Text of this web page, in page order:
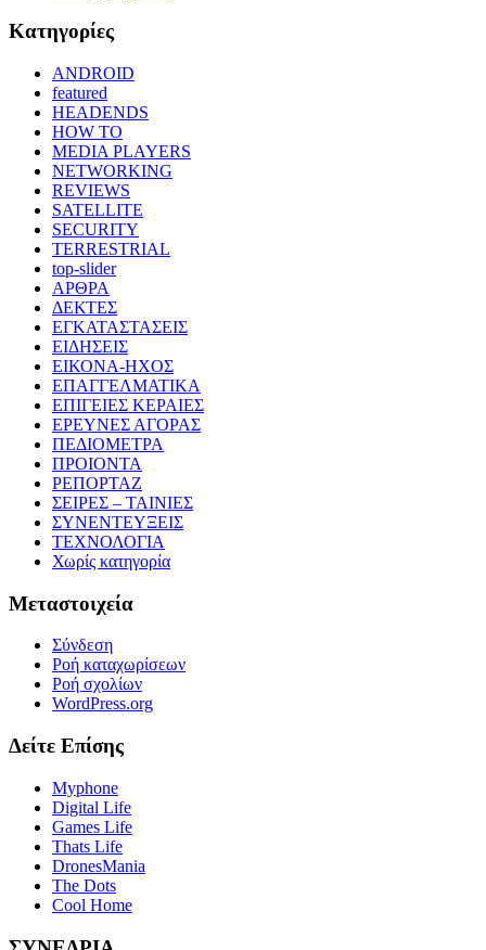
Kατηγορίες
ANDROID
featured
HEADENDS
HOW TO
MEDIA PLAYERS
NETWORKING
REVIEWS
SATELLITE
SECURITY
TERRESTRIAL
top-slider
ΑΡΘΡΑ
ΔΕΚΤΕΣ
ΕΓΚΑΤΑΣΤΑΣΕΙΣ
ΕΙΔΗΣΕΙΣ
ΕΙΚΟΝΑ-ΗΧΟΣ
ΕΠΑΓΓΕΛΜΑΤΙΚΑ
ΕΠΙΓΕΙΕΣ ΚΕΡΑΙΕΣ
ΕΡΕΥΝΕΣ ΑΓΟΡΑΣ
ΠΕΔΙΟΜΕΤΡΑ
ΠΡΟΙΟΝΤΑ
ΡΕΠΟΡΤΑΖ
ΣΕΙΡΕΣ – ΤΑΙΝΙΕΣ
ΣΥΝΕΝΤΕΥΞΕΙΣ
ΤΕΧΝΟΛΟΓΙΑ
Χωρίς κατηγορία
Μεταστοιχεία
Σύνδεση
Ροή καταχωρίσεων
Ροή σχολίων
WordPress.org
Δείτε Επίσης
Myphone
Digital Life
Games Life
Thats Life
DronesMania
The Dots
Cool Home